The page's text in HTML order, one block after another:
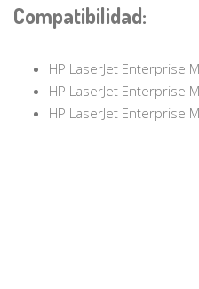
Compatibilidad:
HP LaserJet Enterprise
HP LaserJet Enterprise
HP LaserJet Enterprise